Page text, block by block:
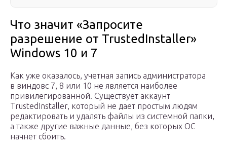
Что значит «Запросите
разрешение от TrustedInstaller»
Windows 10 и 7
Как уже оказалось, учетная запись администратора
в виндовс 7, 8 или 10 не является наиболее
привилегированной. Существует аккаунт
TrustedInstaller, который не дает простым людям
редактировать и удалять файлы из системной папки,
а также другие важные данные, без которых ОС
начнет сбоить.